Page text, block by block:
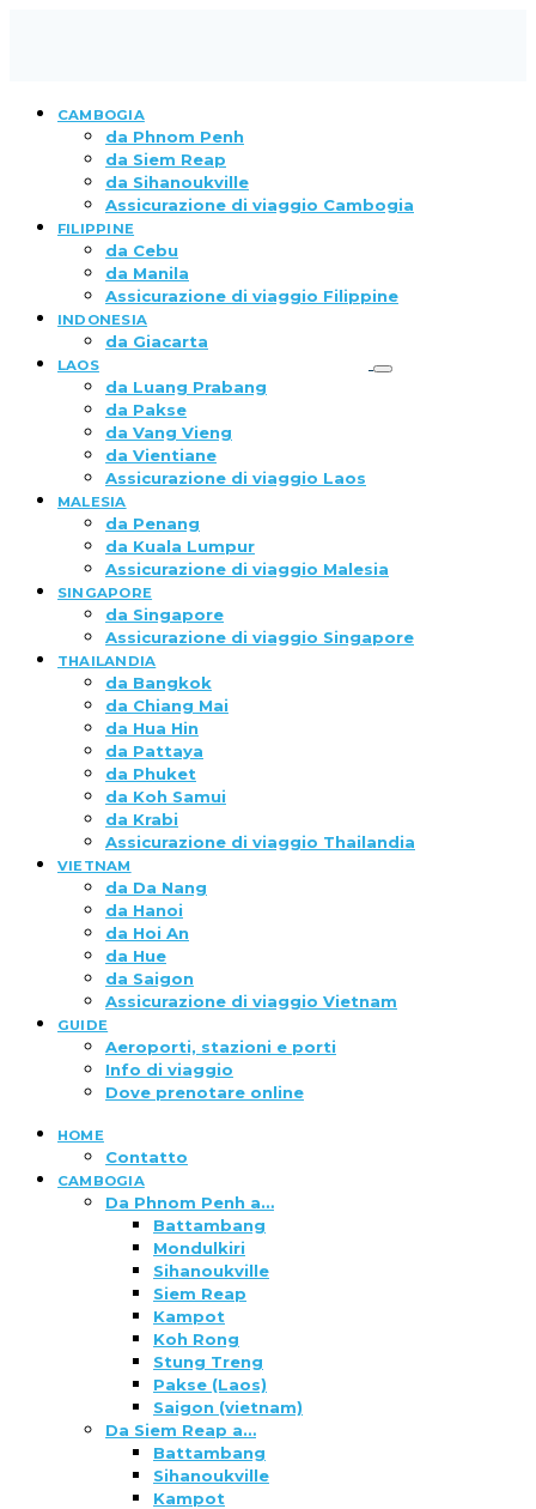
CAMBOGIA
da Phnom Penh
da Siem Reap
da Sihanoukville
Assicurazione di viaggio Cambogia
FILIPPINE
da Cebu
da Manila
Assicurazione di viaggio Filippine
INDONESIA
da Giacarta
LAOS
da Luang Prabang
da Pakse
da Vang Vieng
da Vientiane
Assicurazione di viaggio Laos
MALESIA
da Penang
da Kuala Lumpur
Assicurazione di viaggio Malesia
SINGAPORE
da Singapore
Assicurazione di viaggio Singapore
THAILANDIA
da Bangkok
da Chiang Mai
da Hua Hin
da Pattaya
da Phuket
da Koh Samui
da Krabi
Assicurazione di viaggio Thailandia
VIETNAM
da Da Nang
da Hanoi
da Hoi An
da Hue
da Saigon
Assicurazione di viaggio Vietnam
GUIDE
Aeroporti, stazioni e porti
Info di viaggio
Dove prenotare online
HOME
Contatto
CAMBOGIA
Da Phnom Penh a…
Battambang
Mondulkiri
Sihanoukville
Siem Reap
Kampot
Koh Rong
Stung Treng
Pakse (Laos)
Saigon (vietnam)
Da Siem Reap a…
Battambang
Sihanoukville
Kampot